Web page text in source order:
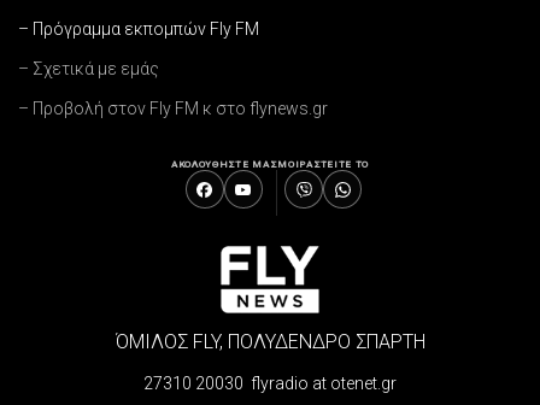
– Πρόγραμμα εκπομπών Fly FM
– Σχετικά με εμάς
– Προβολή στον Fly FM κ στο flynews.gr
ΑΚΟΛΟΥΘΗΣΤΕ ΜΑΣΜΟΙΡΑΣΤΕΙΤΕ ΤΟ
ΌΜΙΛΟΣ FLY, ΠΟΛΥΔΕΝΔΡΟ ΣΠΑΡΤΗ
27310 20030 flyradio at otenet.gr